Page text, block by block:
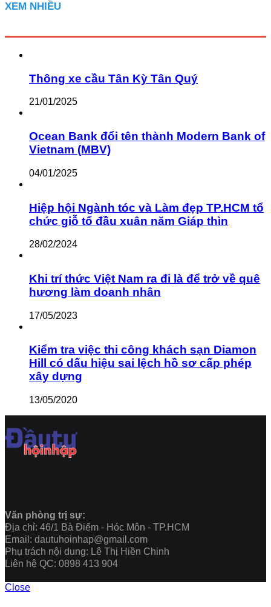
XEM NHIỀU
Thông xe cầu Tân Kỳ Tân Quý
21/01/2025
Ocean Bank đổi tên thành Modern Bank of
Vietnam (MBV)
04/01/2025
Hiệp hội Ngành tóc và Làm đẹp TP.HCM tổ
chức giỗ tổ đầu xuân năm Giáp thìn
28/02/2024
Khi trí thức Việt Nam ra đi là để trở về quê
hương làm doanh nhân
17/05/2023
Kiểm tra việc thi công khách sạn Diamon
Hill có dấu hiệu sai lệch hồ sơ cấp phép
xây dựng
13/05/2020
Văn phòng trị sự:
Địa chỉ: 46/1 Bà Điểm - Hóc Môn - TP.HCM
Email: dautuhoinhap@gmail.com
Phụ trách nội dung: Lê Thị Hiền Chinh
Liên hệ QC: 0898 413 904
Close